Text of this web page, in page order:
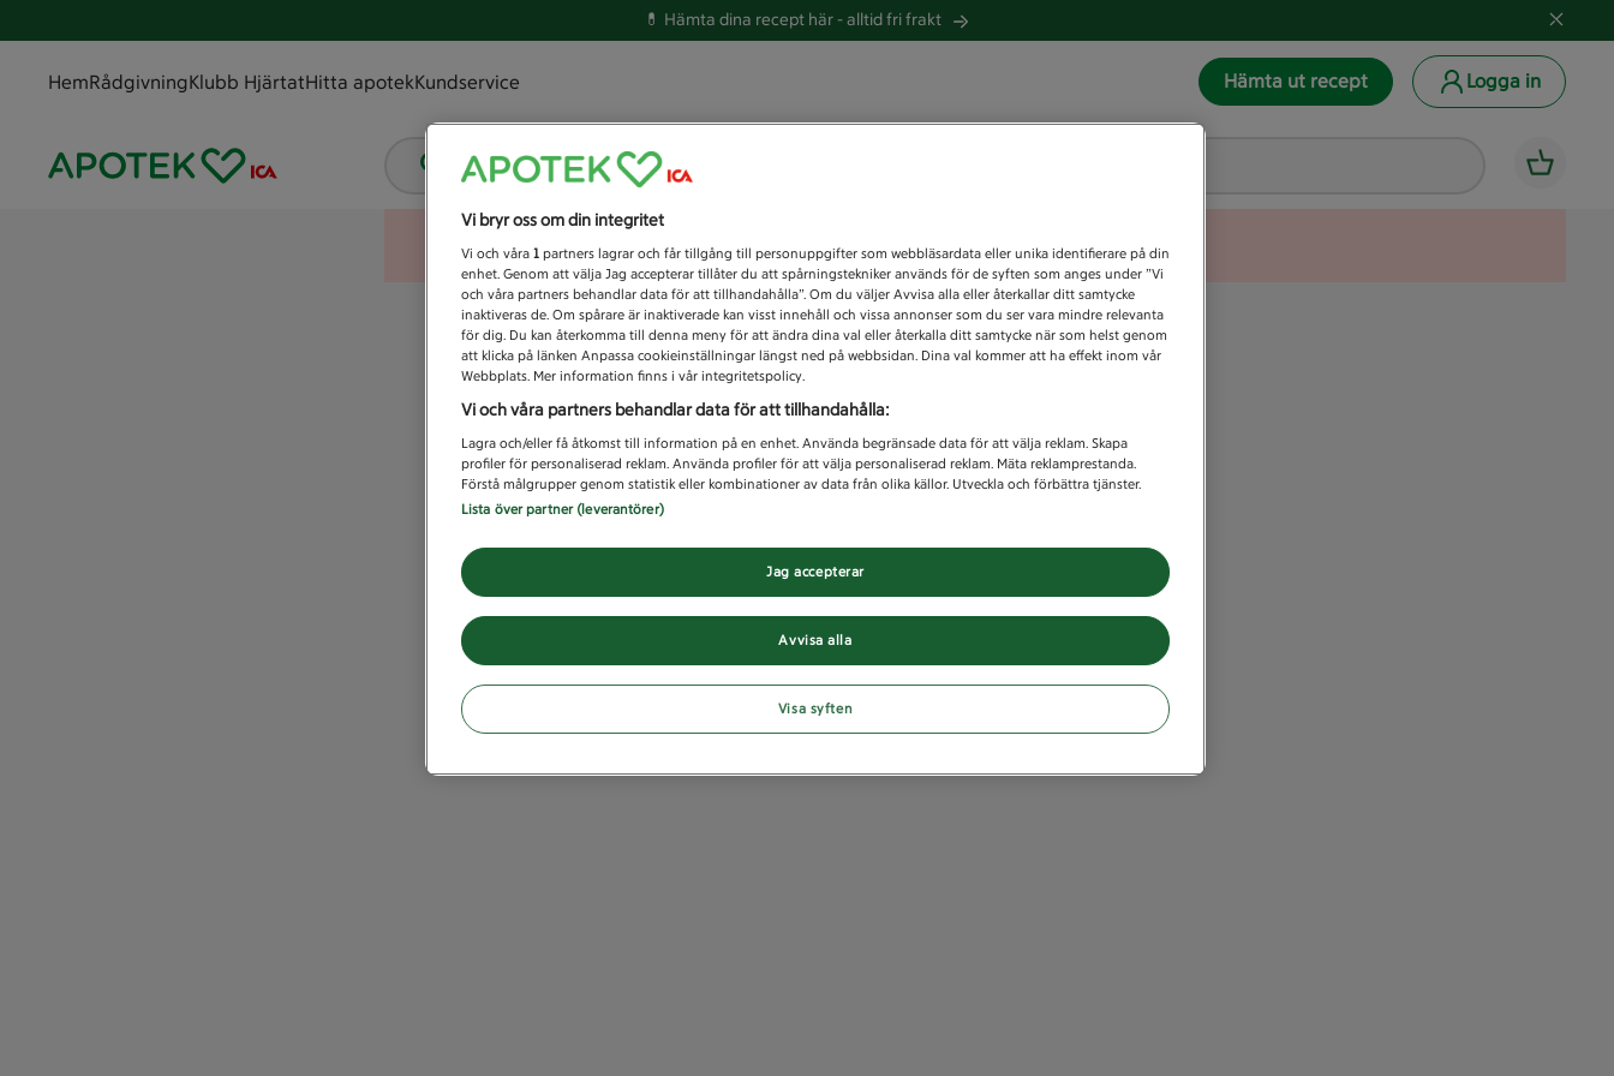
💊 Hämta dina recept här -alltid fri frakt
HemRådgivningKlubb HjärtatHitta apotekKundservice Hämta ut recept Logga in
Vad letar du efter idag?
Unknown error
Vi bryr oss om din integritet
Vi och våra 1 partners lagrar och får tillgång till personuppgifter som webbläsardata eller unika identifierare på din
enhet. Genom att välja Jag accepterar tillåter du att spårningstekniker används för de syften som anges under ”Vi
och våra partners behandlar data för att tillhandahålla”. Om du väljer Avvisa alla eller återkallar ditt samtycke
inaktiveras de. Om spårare är inaktiverade kan visst innehåll och vissa annonser som du ser vara mindre relevanta
för dig. Du kan återkomma till denna meny för att ändra dina val eller återkalla ditt samtycke när som helst genom
att klicka på länken Anpassa cookieinställningar längst ned på webbsidan. Dina val kommer att ha effekt inom vår
Webbplats. Mer information finns i vår integritetspolicy.
Vi och våra partners behandlar data för att tillhandahålla:
Lagra och/eller få åtkomst till information på en enhet. Använda begränsade data för att välja reklam. Skapa
profiler för personaliserad reklam. Använda profiler för att välja personaliserad reklam. Mäta reklamprestanda.
Förstå målgrupper genom statistik eller kombinationer av data från olika källor. Utveckla och förbättra tjänster.
Lista över partner (leverantörer)
Avvisa alla
Jag accepterar
Visa syften